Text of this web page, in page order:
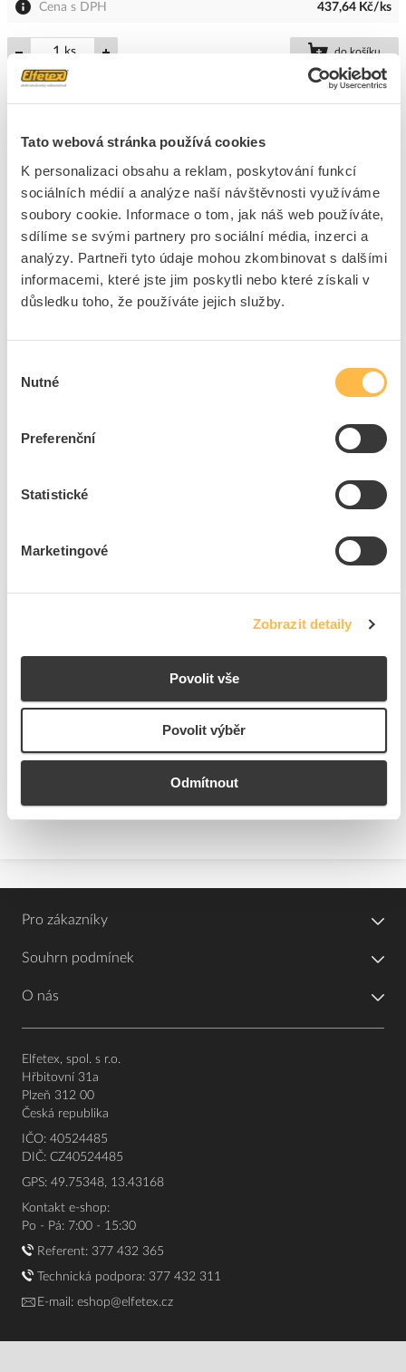
Tato webová stránka používá cookies
K personalizaci obsahu a reklam, poskytování funkcí
sociálních médií a analýze naší návštěvnosti využíváme
soubory cookie. Informace o tom, jak náš web používáte,
sdílíme se svými partnery pro sociální média, inzerci a
analýzy. Partneři tyto údaje mohou zkombinovat s dalšími
informacemi, které jste jim poskytli nebo které získali v
důsledku toho, že používáte jejich služby.
souhlasu
Nutné
Preferenční
Statistické
Marketingové
Zobrazit detaily
Povolit vše
Povolit výběr
Odmítnout
Cena s DPH 437,64 Kč/ks
ks do košíku
Přidat k porovnání
4 ks
PHILIPS Svítidlo LED Meson 17W 1750lm 4000K
IP20
Kód ELFETEX
11.342.431
Kód výrobce
8720169173842
Značka
PHILIPS
Přidat k porovnání
PHILIPS Svítidlo LED Meson 5,5W 380lm 4000K
Kód výrobce
3 ks
Pro zákazníky
Souhrn podmínek
O nás
Elfetex, spol. s r.o.
Hřbitovní 31a
Plzeň 312 00
Česká republika
IČO: 40524485
DIČ: CZ40524485
GPS: 49.75348, 13.43168
Kontakt e-shop:
Po - Pá: 7:00 - 15:30
Referent: 377 432 365
Technická podpora: 377 432 311
E-mail: eshop@elfetex.cz